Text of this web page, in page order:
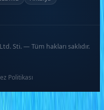
Sti. — Tüm hakları saklıdır.
Politikası